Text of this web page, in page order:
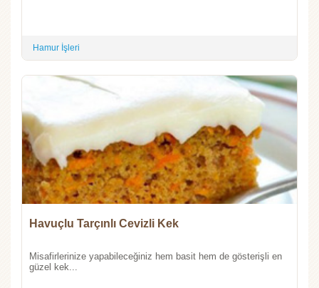
Hamur İşleri
Havuçlu Tarçınlı Cevizli Kek
Misafirlerinize yapabileceğiniz hem basit hem de gösterişli en
güzel kek...